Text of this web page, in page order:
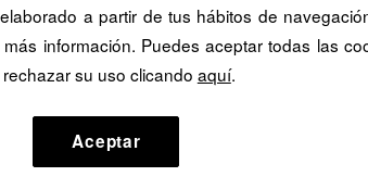
a partir de tus hábitos de
información. Puedes aceptar todas las
su uso clicando aquí.
Aceptar